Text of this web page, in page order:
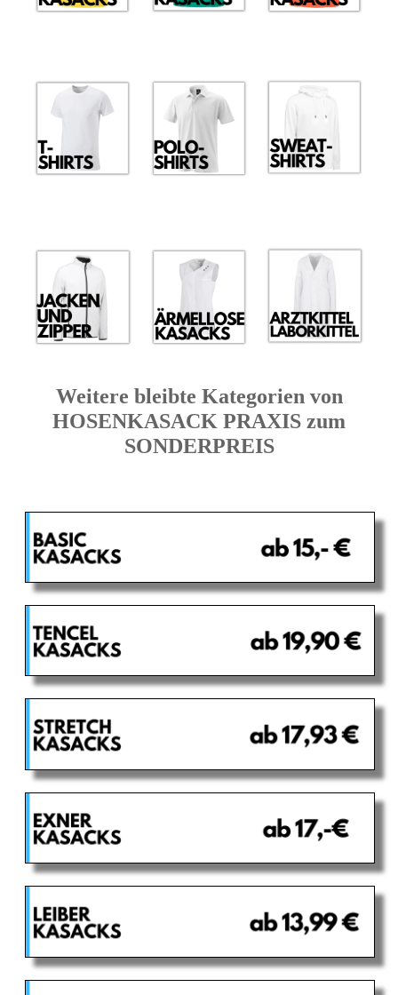
Weitere bleibte Kategorien von
HOSENKASACK PRAXIS zum
SONDERPREIS